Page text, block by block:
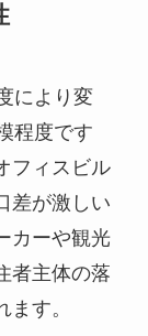
により変
程度です
フィスビル
差が激しい
カーや観光
者主体の落
す。